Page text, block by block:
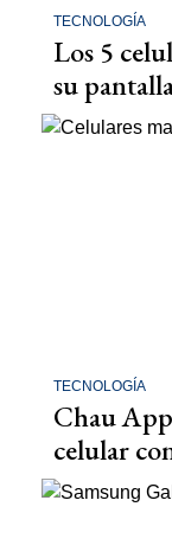
TECNOLOGÍA
Los 5
su
TECNOLOGÍA
Chau
celular